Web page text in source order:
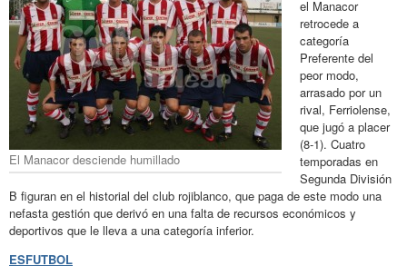
El Manacor desciende humillado
el Manacor
retrocede a
categoría
Preferente del
peor modo,
arrasado por un
rival, Ferriolense,
que jugó a placer
(8-1). Cuatro
temporadas en
Segunda División
B figuran en el historial del club rojiblanco, que paga de este modo una
nefasta gestión que derivó en una falta de recursos económicos y
deportivos que le lleva a una categoría inferior.
ESFUTBOL